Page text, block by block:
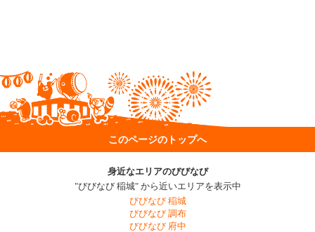
このページのトップへ
身近なエリアのびびなび
"びびなび 稲城" から近いエリアを表示中
びびなび 稲城
びびなび 調布
びびなび 府中